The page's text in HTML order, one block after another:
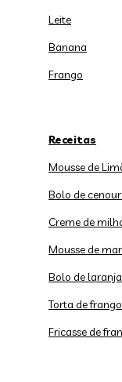
Leite
Banana
Frango
Receitas
Mousse de
Bolo de
Creme de
Mousse de
Bolo de laranja
Torta de frango
Fricasse de